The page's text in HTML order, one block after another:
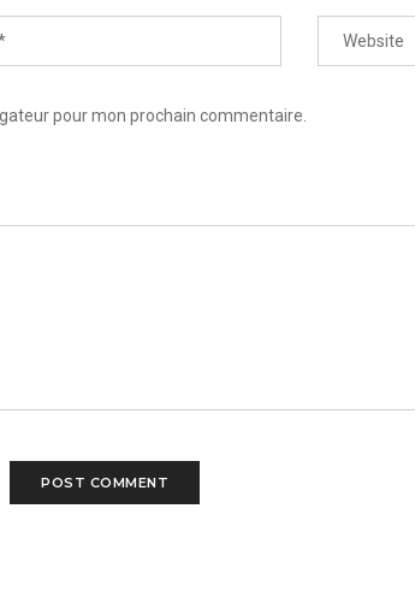
pour mon prochain commentaire.